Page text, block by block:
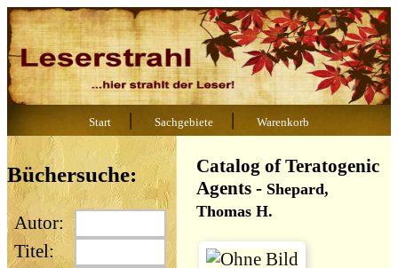
Start | Sachgebiete | Warenkorb
Büchersuche:
Autor:
Titel:
Catalog of Teratogenic
Agents - Shepard,
Thomas H.